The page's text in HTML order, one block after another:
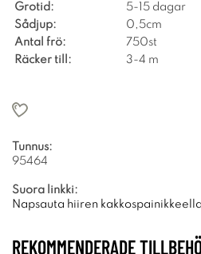
Grotid:
5-15 dagar
Sådjup:
0,5cm
Antal frö:
750st
Räcker till:
3-4 m
Tunnus:
95464
Suora linkki:
Napsauta hiiren
REKOMMENDERADE